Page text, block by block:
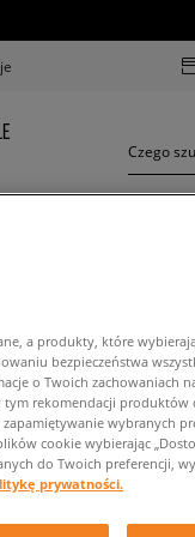
mniejszej
a produkty, które
bezpieczeństwa
o Twoich zachowaniach
tym rekomendacji produktów
wybranych
cookie wybierając
do Twoich preferencji,
prywatności.